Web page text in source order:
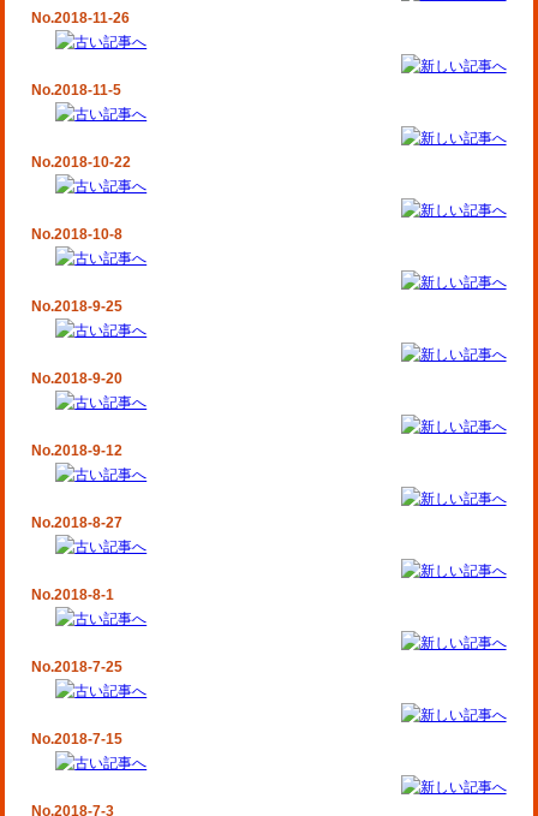
No.2018-11-26
No.2018-11-5
No.2018-10-22
No.2018-10-8
No.2018-9-25
No.2018-9-20
No.2018-9-12
No.2018-8-27
No.2018-8-1
No.2018-7-25
No.2018-7-15
No.2018-7-3